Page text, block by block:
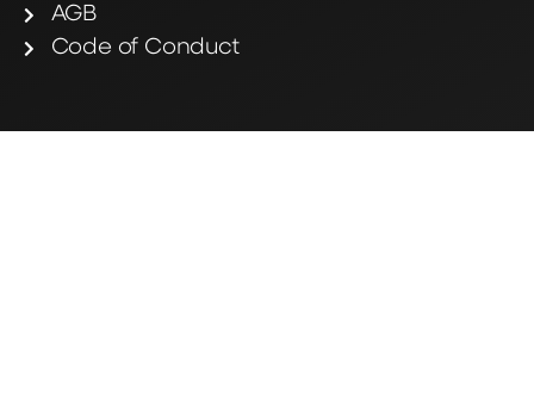
AGB
Code of Conduct